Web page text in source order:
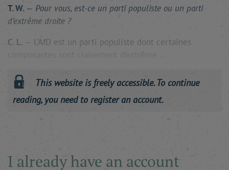
T. W. — Pour vous, est-ce un parti populiste ou un parti
d’extrême droite ?
C. L. — L’AfD est un parti populiste dont certaines
This website is freely accessible. To continue
reading, you need to register an account.
I already have an account